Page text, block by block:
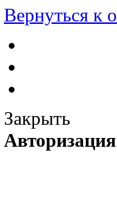
Вернуться к
Закрыть
Авторизация